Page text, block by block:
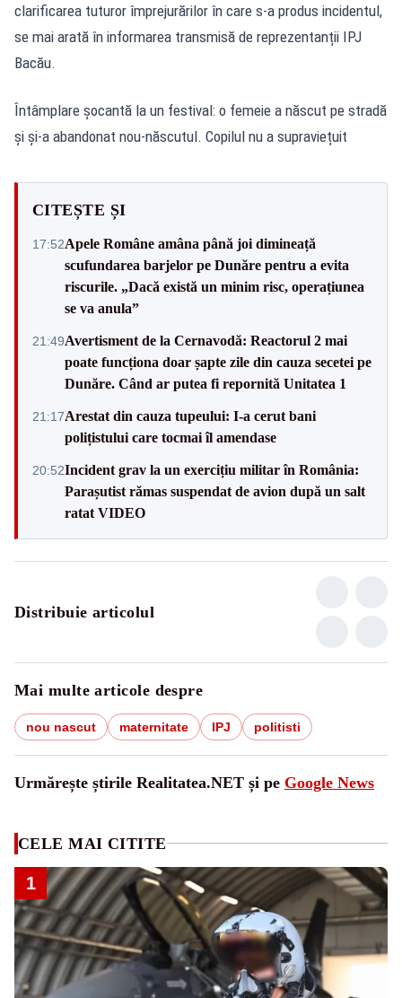
clarificarea tuturor împrejurărilor în care s-a produs incidentul,
se mai arată în informarea transmisă de reprezentanții IPJ
Bacău.
Întâmplare șocantă la un festival: o femeie a născut pe stradă
și și-a abandonat nou-născutul. Copilul nu a supraviețuit
CITEȘTE ȘI
17:52Apele Române amâna până joi dimineață
scufundarea barjelor pe Dunăre pentru a evita
riscurile. „Dacă există un minim risc, operațiunea
se va anula”
21:49Avertisment de la Cernavodă: Reactorul 2 mai
poate funcționa doar șapte zile din cauza secetei pe
Dunăre. Când ar putea fi repornită Unitatea 1
21:17Arestat din cauza tupeului: I-a cerut bani
polițistului care tocmai îl amendase
20:52Incident grav la un exercițiu militar în România:
Parașutist rămas suspendat de avion după un salt
ratat VIDEO
Distribuie articolul
Mai multe articole despre
nou nascut maternitate IPJ politisti
Urmărește știrile Realitatea.NET și pe Google News
CELE MAI CITITE
1